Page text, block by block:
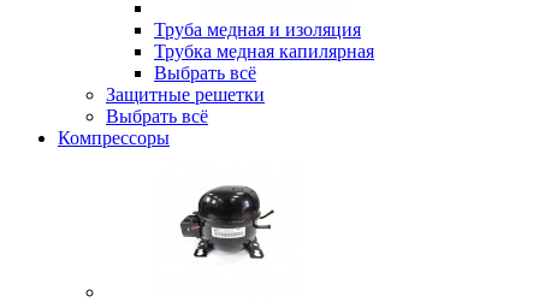
Труба медная и изоляция
Трубка медная капилярная
Выбрать всё
Защитные решетки
Выбрать всё
Компрессоры